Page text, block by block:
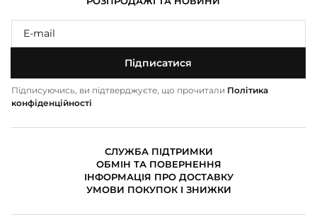
Підписатися
Підписуючись, ви підтверджуєте, що прочитали Політика
конфіденційності
СЛУЖБА ПІДТРИМКИ
ОБМІН ТА ПОВЕРНЕННЯ
ІНФОРМАЦІЯ ПРО ДОСТАВКУ
УМОВИ ПОКУПОК І ЗНИЖКИ